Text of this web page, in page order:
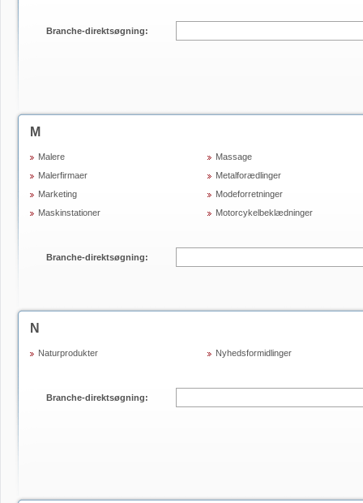
Branche-direktsøgning:
M
Malere
Malerfirmaer
Marketing
Maskinstationer
Massage
Metalforædlinger
Modeforretninger
Motorcykelbeklædninger
Branche-direktsøgning:
N
Naturprodukter Nyhedsformidlinger
Branche-direktsøgning: